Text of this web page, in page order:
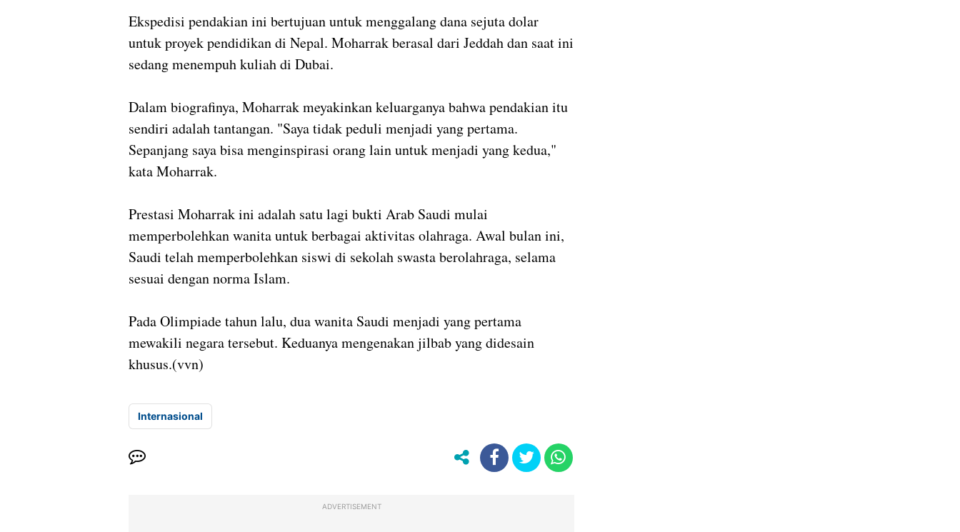
Ekspedisi pendakian ini bertujuan untuk menggalang dana sejuta dolar
untuk proyek pendidikan di Nepal. Moharrak berasal dari Jeddah dan saat ini
sedang menempuh kuliah di Dubai.
Dalam biografinya, Moharrak meyakinkan keluarganya bahwa pendakian itu
sendiri adalah tantangan. "Saya tidak peduli menjadi yang pertama.
Sepanjang saya bisa menginspirasi orang lain untuk menjadi yang kedua,"
kata Moharrak.
Prestasi Moharrak ini adalah satu lagi bukti Arab Saudi mulai
memperbolehkan wanita untuk berbagai aktivitas olahraga. Awal bulan ini,
Saudi telah memperbolehkan siswi di sekolah swasta berolahraga, selama
sesuai dengan norma Islam.
Pada Olimpiade tahun lalu, dua wanita Saudi menjadi yang pertama
mewakili negara tersebut. Keduanya mengenakan jilbab yang didesain
khusus.(vvn)
Internasional
ADVERTISEMENT